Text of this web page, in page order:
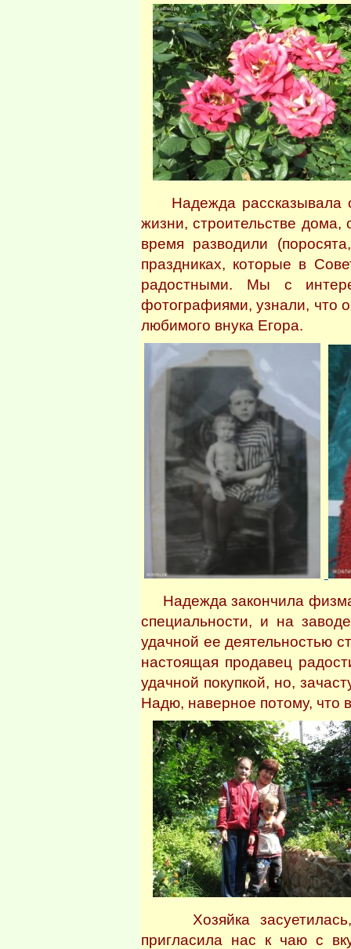
Надежда рассказывала
жизни, строительстве дома,
время разводили
праздниках, которые в
радостными. Мы с
фотографиями, узнали, что
любимого внука Егора.
Надежда закончила
специальности, и на
удачной ее деятельностью
настоящая продавец
удачной покупкой, но,
Надю, наверное потому, что
Хозяйка засуетилась,
пригласила нас к чаю с